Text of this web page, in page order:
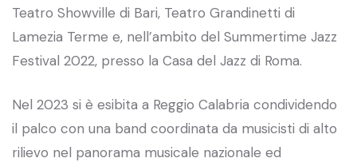
Teatro Showville di Bari, Teatro Grandinetti di
Lamezia Terme e, nell’ambito del Summertime Jazz
Festival 2022, presso la Casa del Jazz di Roma.
Nel 2023 si è esibita a Reggio Calabria condividendo
il palco con una band coordinata da musicisti di alto
rilievo nel panorama musicale nazionale ed